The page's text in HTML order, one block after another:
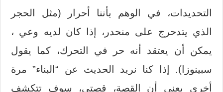
التحديدات، في الوهم بأننا أحرار (مثل الحجر
الذي يتدحرج على منحدر، إذا كان لديه وعي ،
يمكن أن يعتقد أنه حر في التحرك، كما يقول
سبينوزا). إذا كنا نريد الحديث عن “البناء” مرة
أخرى يعني أن القصة، قصتي، سوف تتكشف